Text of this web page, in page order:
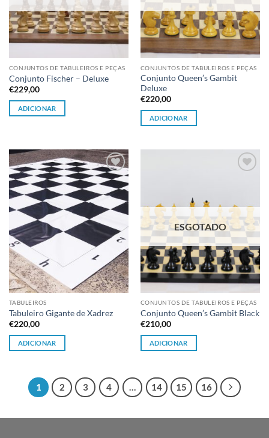
CONJUNTOS DE TABULEIROS E PEÇAS
Conjunto Fischer – Deluxe
€229,00
ADICIONAR
CONJUNTOS DE TABULEIROS E PEÇAS
Conjunto Queen’s Gambit
Deluxe
€220,00
ADICIONAR
Adicionar
à lista de
desejos
TABULEIROS
Tabuleiro Gigante de Xadrez
€220,00
ADICIONAR
ESGOTADO
CONJUNTOS DE TABULEIROS E PEÇAS
Conjunto Queen’s Gambit Black
€210,00
ADICIONAR
1 2 3 4 … 14 15 16